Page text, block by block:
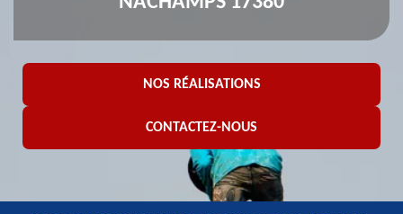
NOS RÉALISATIONS
CONTACTEZ-NOUS